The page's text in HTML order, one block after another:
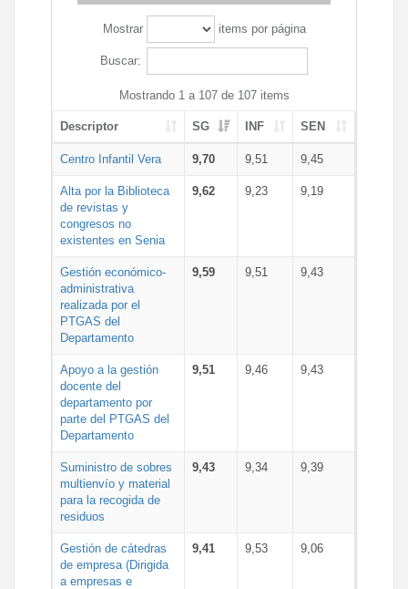
Mostrar items por página
Buscar:
Mostrando 1 a 107 de 107 items
Descriptor SG INF SEN
Centro Infantil Vera 9,70 9,51 9,45
Alta por la Biblioteca
de revistas y
congresos no
existentes en Senia
9,62 9,23 9,19
Gestión económico-
administrativa
realizada por el
PTGAS del
Departamento
9,59 9,51 9,43
Apoyo a la gestión
docente del
departamento por
parte del PTGAS del
Departamento
9,51 9,46 9,43
Suministro de sobres
multienvío y material
para la recogida de
residuos
9,43 9,34 9,39
Gestión de cátedras
de empresa (Dirigida
a empresas e
9,41 9,53 9,06